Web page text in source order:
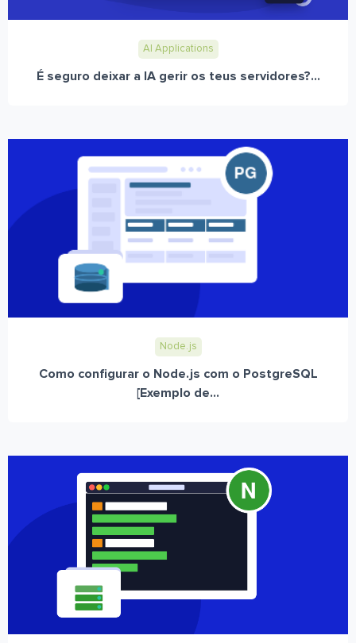
AI Applications
É seguro deixar a IA gerir os teus servidores?...
Node.js
Como configurar o Node.js com o PostgreSQL
[Exemplo de...